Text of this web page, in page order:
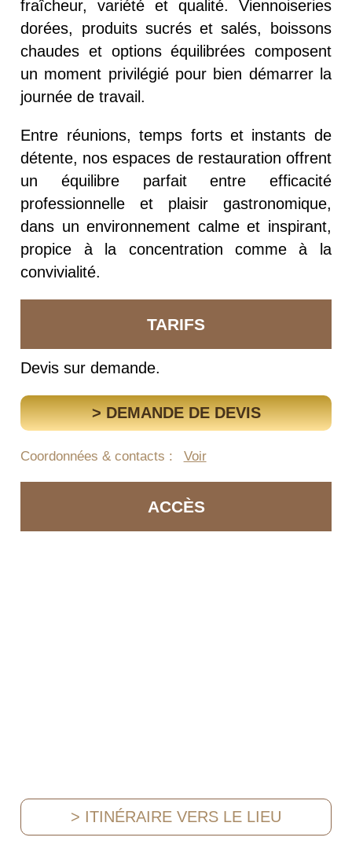
fraîcheur, variété et qualité. Viennoiseries
dorées, produits sucrés et salés, boissons
chaudes et options équilibrées composent
un moment privilégié pour bien démarrer la
journée de travail.
Entre réunions, temps forts et instants de
détente, nos espaces de restauration offrent
un équilibre parfait entre efficacité
professionnelle et plaisir gastronomique,
dans un environnement calme et inspirant,
propice à la concentration comme à la
convivialité.
TARIFS
Devis sur demande.
> DEMANDE DE DEVIS
Coordonnées & contacts : Voir
ACCÈS
> ITINÉRAIRE VERS LE LIEU